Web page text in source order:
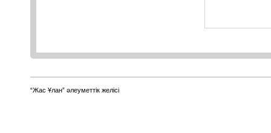
“Жас Ұлан” әлеуметтік желісі